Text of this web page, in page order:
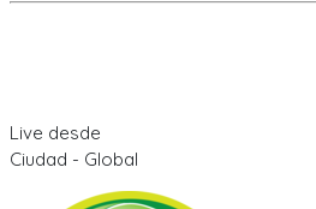
Live desde
Ciudad - Global